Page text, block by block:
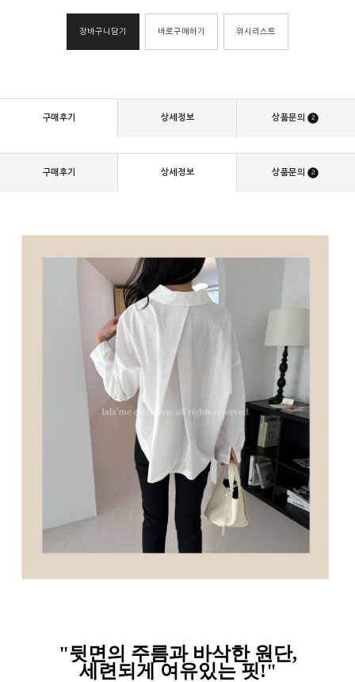
장바구니담기 바로구매하기 위시리스트
구매후기 상세정보 상품문의 2
구매후기 상세정보 상품문의 2
"뒷면의 주름과 바삭한 원단,
세련되게 여유있는 핏!"